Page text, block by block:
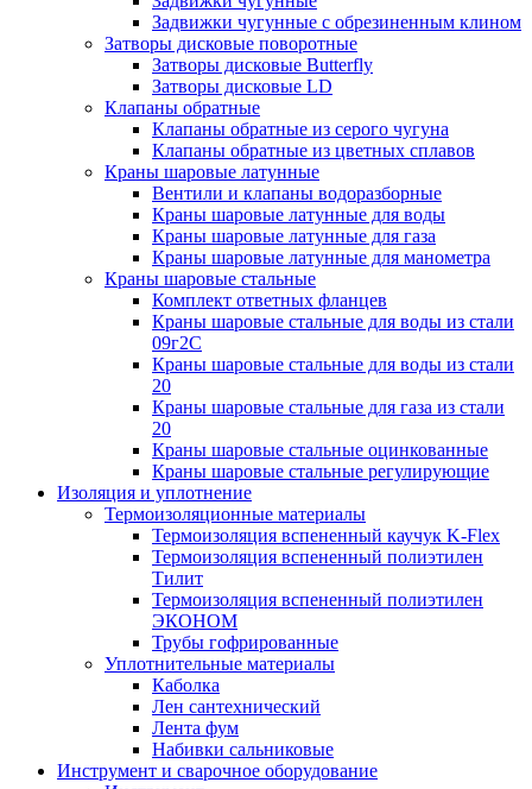
Задвижки чугунные с обрезиненным клином
Затворы дисковые поворотные
Затворы дисковые Butterfly
Затворы дисковые LD
Клапаны обратные
Клапаны обратные из серого чугуна
Клапаны обратные из цветных сплавов
Краны шаровые латунные
Вентили и клапаны водоразборные
Краны шаровые латунные для воды
Краны шаровые латунные для газа
Краны шаровые латунные для манометра
Краны шаровые стальные
Комплект ответных фланцев
Краны шаровые стальные для воды из стали
09г2С
Краны шаровые стальные для воды из стали
20
Краны шаровые стальные для газа из стали
20
Краны шаровые стальные оцинкованные
Краны шаровые стальные регулирующие
Изоляция и уплотнение
Термоизоляционные материалы
Термоизоляция вспененный каучук K-Flex
Термоизоляция вспененный полиэтилен
Тилит
Термоизоляция вспененный полиэтилен
ЭКОНОМ
Трубы гофрированные
Уплотнительные материалы
Каболка
Лен сантехнический
Лента фум
Набивки сальниковые
Инструмент и сварочное оборудование